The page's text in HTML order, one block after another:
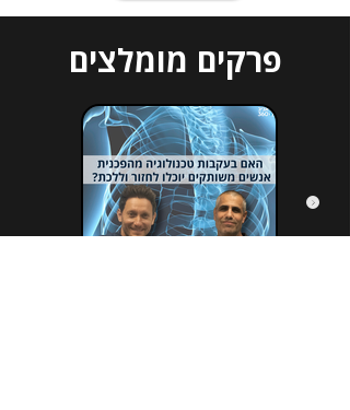
פרקים מומלצים